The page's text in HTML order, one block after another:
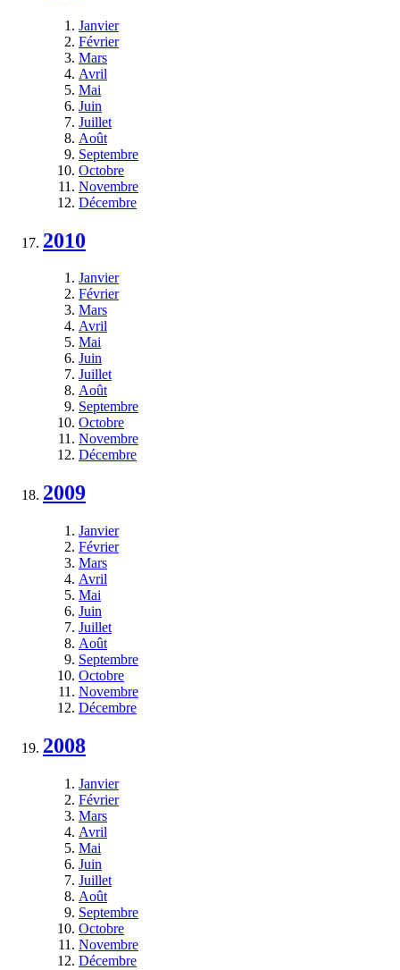
Janvier
Février
Mars
Avril
Mai
Juin
Juillet
Août
Septembre
Octobre
Novembre
Décembre
2010
Janvier
Février
Mars
Avril
Mai
Juin
Juillet
Août
Septembre
Octobre
Novembre
Décembre
2009
Janvier
Février
Mars
Avril
Mai
Juin
Juillet
Août
Septembre
Octobre
Novembre
Décembre
2008
Janvier
Février
Mars
Avril
Mai
Juin
Juillet
Août
Septembre
Octobre
Novembre
Décembre